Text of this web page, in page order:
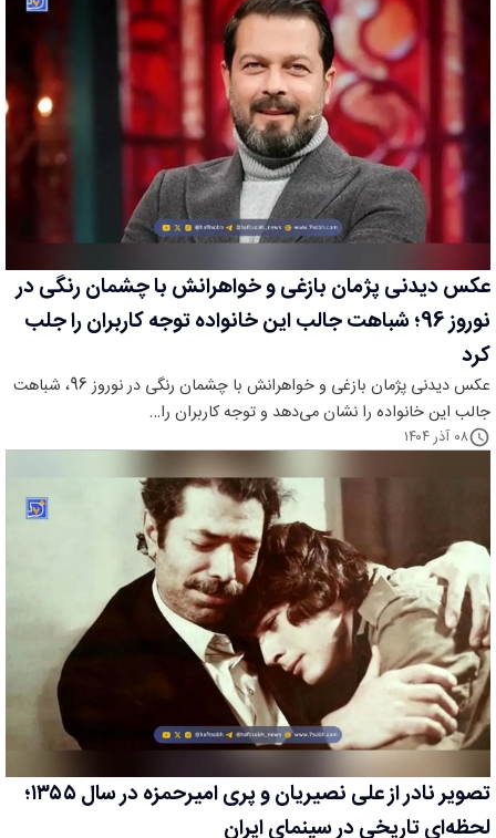
عکس دیدنی پژمان بازغی و خواهرانش با چشمان رنگی در
نوروز 96؛ شباهت جالب این خانواده توجه کاربران را جلب
کرد
عکس دیدنی پژمان بازغی و خواهرانش با چشمان رنگی در نوروز 96، شباهت
جالب این خانواده را نشان می‌دهد و توجه کاربران را…
۰۸ آذر ۱۴۰۴
تصویر نادر از علی نصیریان و پری امیرحمزه در سال ۱۳۵۵؛
لحظه‌ای تاریخی در سینمای ایران